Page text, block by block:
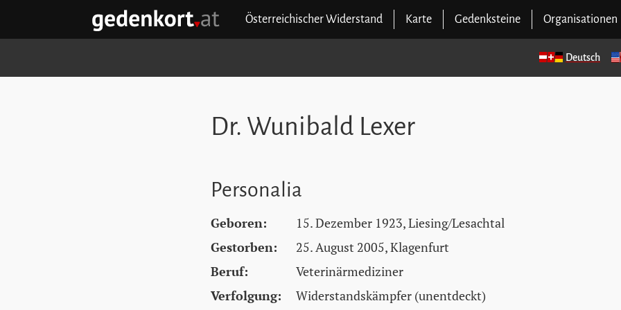
Zum Hauptinhalt springen
Zum Hauptmenü springen
Zu den Quicklinks springen
GEDENKORT - STARTSEITE
Österreichischer Widerstand Karte Gedenksteine Organisationen
Deutsch
Dr. Wunibald Lexer
Personalia
Geboren:
15. Dezember 1923, Liesing/Lesachtal
Gestorben:
25. August 2005, Klagenfurt
Beruf:
Veterinärmediziner
Verfolgung:
Widerstandskämpfer (unentdeckt)